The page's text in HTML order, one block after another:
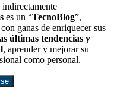
indirectamente
es un “TecnoBlog”,
ganas de enriquecer sus
últimas tendencias y
, aprender y mejorar su
como personal.